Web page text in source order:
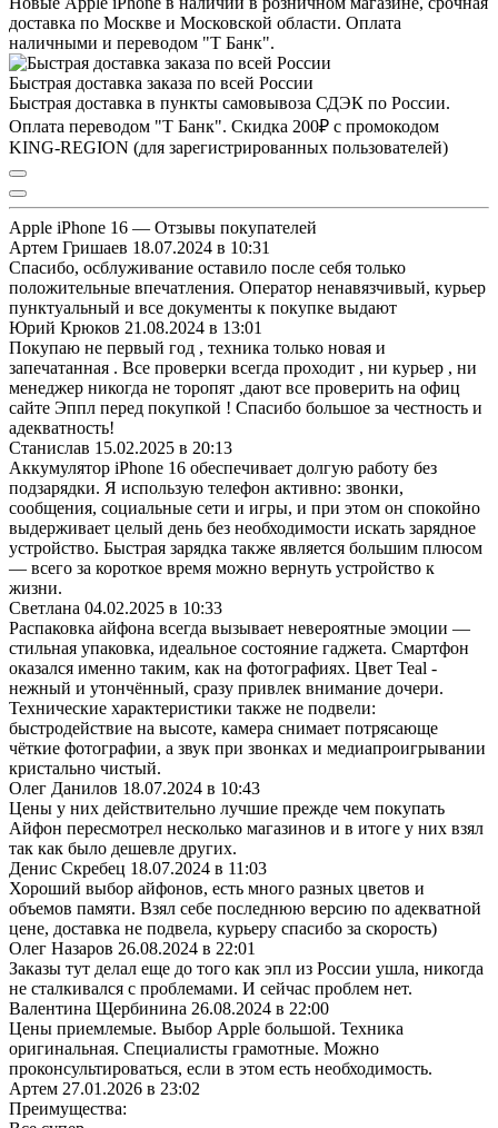
доставка по Москве и Московской области. Оплата
наличными и переводом "Т Банк".
Быстрая доставка заказа по всей России
Быстрая доставка в пункты самовывоза СДЭК по России.
Оплата переводом "Т Банк". Скидка 200₽ с промокодом
KING-REGION (для зарегистрированных пользователей)
Apple iPhone 16 — Отзывы покупателей
Артем Гришаев 18.07.2024 в 10:31
Спасибо, осблуживание оставило после себя только
положительные впечатления. Оператор ненавязчивый, курьер
пунктуальный и все документы к покупке выдают
Юрий Крюков 21.08.2024 в 13:01
Покупаю не первый год , техника только новая и
запечатанная . Все проверки всегда проходит , ни курьер , ни
менеджер никогда не торопят ,дают все проверить на офиц
сайте Эппл перед покупкой ! Спасибо большое за честность и
адекватность!
Станислав 15.02.2025 в 20:13
Аккумулятор iPhone 16 обеспечивает долгую работу без
подзарядки. Я использую телефон активно: звонки,
сообщения, социальные сети и игры, и при этом он спокойно
выдерживает целый день без необходимости искать зарядное
устройство. Быстрая зарядка также является большим плюсом
— всего за короткое время можно вернуть устройство к
жизни.
Светлана 04.02.2025 в 10:33
Распаковка айфона всегда вызывает невероятные эмоции —
стильная упаковка, идеальное состояние гаджета. Смартфон
оказался именно таким, как на фотографиях. Цвет Teal -
нежный и утончённый, сразу привлек внимание дочери.
Технические характеристики также не подвели:
быстродействие на высоте, камера снимает потрясающе
чёткие фотографии, а звук при звонках и медиапроигрывании
кристально чистый.
Олег Данилов 18.07.2024 в 10:43
Цены у них действительно лучшие прежде чем покупать
Айфон пересмотрел несколько магазинов и в итоге у них взял
так как было дешевле других.
Денис Скребец 18.07.2024 в 11:03
Хороший выбор айфонов, есть много разных цветов и
объемов памяти. Взял себе последнюю версию по адекватной
цене, доставка не подвела, курьеру спасибо за скорость)
Олег Назаров 26.08.2024 в 22:01
Заказы тут делал еще до того как эпл из России ушла, никогда
не сталкивался с проблемами. И сейчас проблем нет.
Валентина Щербинина 26.08.2024 в 22:00
Цены приемлемые. Выбор Apple большой. Техника
оригинальная. Специалисты грамотные. Можно
проконсультироваться, если в этом есть необходимость.
Артем 27.01.2026 в 23:02
Преимущества: